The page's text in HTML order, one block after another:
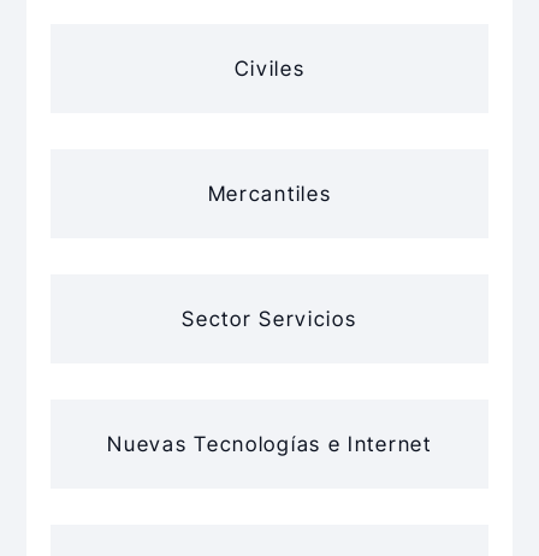
Civiles
Mercantiles
Sector Servicios
Nuevas Tecnologías e Internet